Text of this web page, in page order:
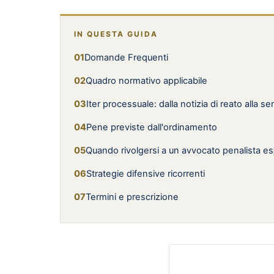
IN QUESTA GUIDA
Domande Frequenti
Quadro normativo applicabile
Iter processuale: dalla notizia di reato alla
Pene previste dall'ordinamento
Quando rivolgersi a un avvocato penalista
Strategie difensive ricorrenti
Termini e prescrizione